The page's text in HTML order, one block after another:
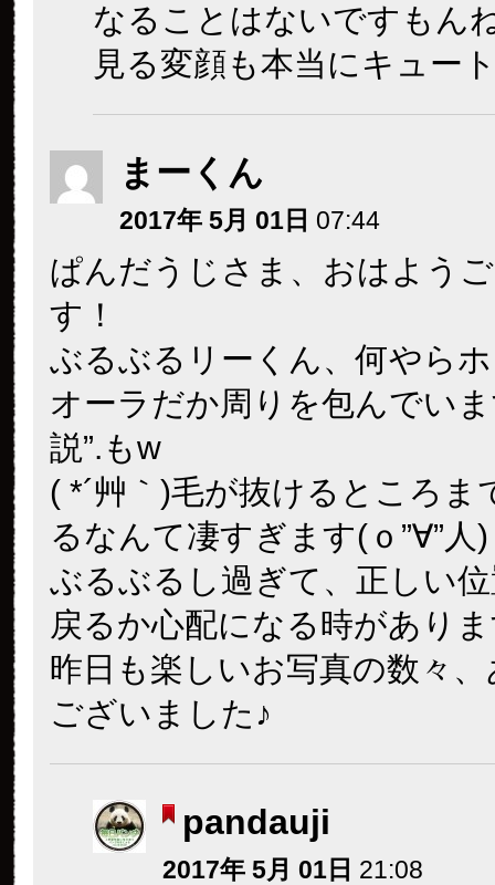
なることはないですもん
見る変顔も本当にキュー
まーくん
2017年 5月 01日 07:44
ぱんだうじさま、おはよう
す！
ぶるぶるリーくん、何やら
オーラだか周りを包んでいま
説”.もw
( *´艸｀)毛が抜けるところま
るなんて凄すぎます(ｏ”∀”人)
ぶるぶるし過ぎて、正しい
戻るか心配になる時があり
昨日も楽しいお写真の数々
ございました♪
pandauji
2017年 5月 01日 21:08